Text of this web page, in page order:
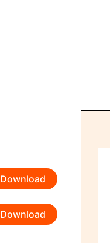
Download
Download